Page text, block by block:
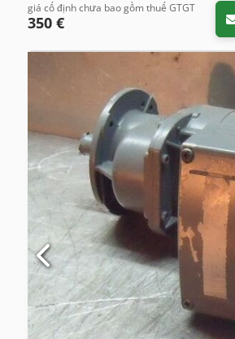
giá cố định chưa bao gồm thuế GTGT
350 €